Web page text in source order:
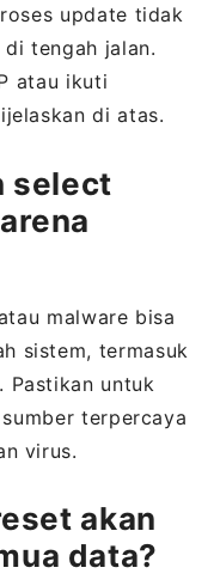
update tidak
tengah jalan.
atau ikuti
di atas.
select
malware bisa
sistem, termasuk
Pastikan untuk
terpercaya
virus.
akan
data?